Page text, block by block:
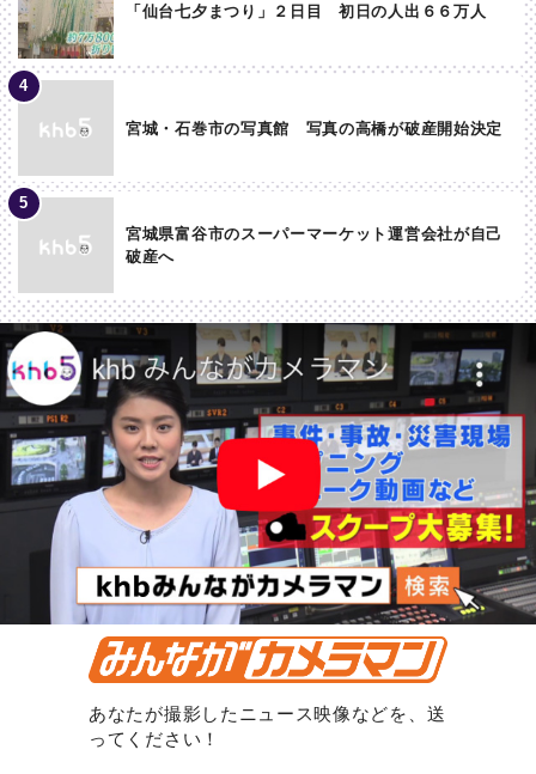
「仙台七夕まつり」２日目 初日の人出６６万人
宮城・石巻市の写真館 写真の高橋が破産開始決定
宮城県富谷市のスーパーマーケット運営会社が自己
破産へ
あなたが撮影したニュース映像などを、送
ってください！